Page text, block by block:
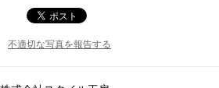
不適切な写真を報告する